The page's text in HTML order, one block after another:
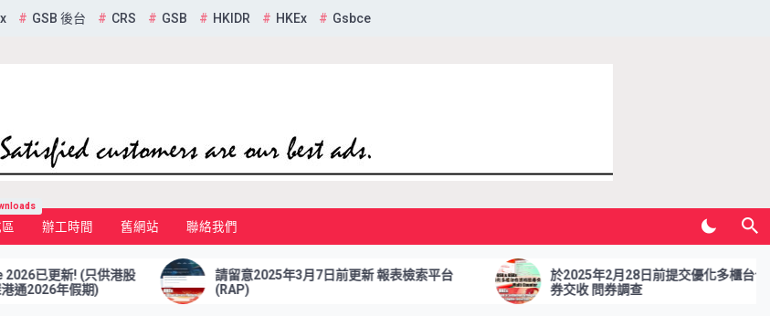
GSB 後台 CRS GSB HKIDR HKEx Gsbce
辦工時間 舊網站 聯絡我們
新! (只供港股
年假期)
請留意2025年3月7日前更新 報表檢索平台
(RAP)
於2025年2月28日前提交優化多櫃台合資格證
券交收 問券調查